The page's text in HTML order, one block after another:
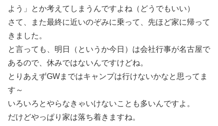
よう」とか考えてしまうんですよね（どうでもいい）
さて、また最終に近いのぞみに乗って、先ほど家に帰って
きました。
と言っても、明日（というか今日）は会社行事が名古屋で
あるので、休みではないんですけどね。
とりあえずGWまではキャンプは行けないかなと思ってま
す～
いろいろとやらなきゃいけないことも多いんですよ。
だけどやっぱり家は落ち着きますね。